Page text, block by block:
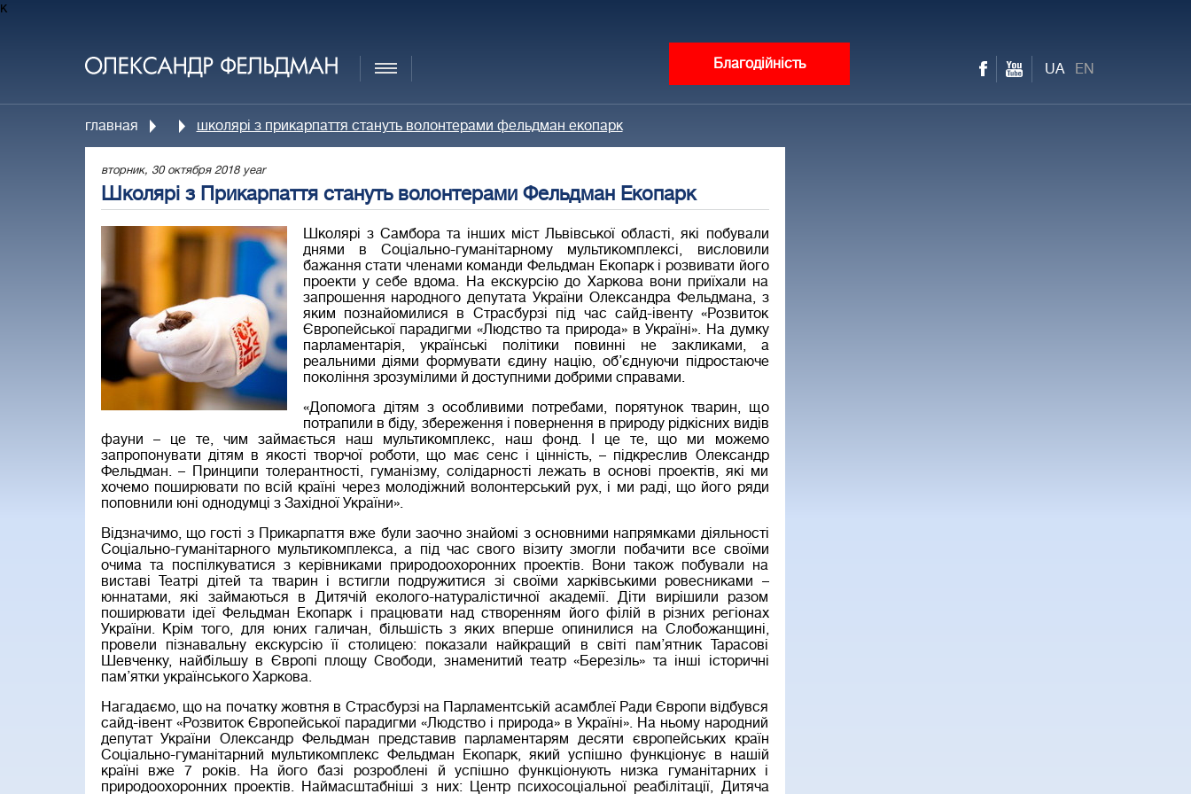
к
Благодійність UA EN
главная школярі з прикарпаття стануть волонтерами фельдман екопарк
вторник, 30 октября 2018 year
Школярі з Прикарпаття стануть волонтерами Фельдман Екопарк
Школярі з Самбора та інших міст Львівської області, які побували
днями в Соціально-гуманітарному мультикомплексі, висловили
бажання стати членами команди Фельдман Екопарк і розвивати його
проекти у себе вдома. На екскурсію до Харкова вони приїхали на
запрошення народного депутата України Олександра Фельдмана, з
яким познайомилися в Страсбурзі під час сайд-івенту «Розвиток
Європейської парадигми «Людство та природа» в Україні». На думку
парламентарія, українські політики повинні не закликами, а
реальними діями формувати єдину націю, об’єднуючи підростаюче
покоління зрозумілими й доступними добрими справами.
«Допомога дітям з особливими потребами, порятунок тварин, що
потрапили в біду, збереження і повернення в природу рідкісних видів
фауни – це те, чим займається наш мультикомплекс, наш фонд. І це те, що ми можемо
запропонувати дітям в якості творчої роботи, що має сенс і цінність, – підкреслив Олександр
Фельдман. – Принципи толерантності, гуманізму, солідарності лежать в основі проектів, які ми
хочемо поширювати по всій країні через молодіжний волонтерський рух, і ми раді, що його ряди
поповнили юні однодумці з Західної України».
Відзначимо, що гості з Прикарпаття вже були заочно знайомі з основними напрямками діяльності
Соціально-гуманітарного мультикомплекса, а під час свого візиту змогли побачити все своїми
очима та поспілкуватися з керівниками природоохоронних проектів. Вони також побували на
виставі Театрі дітей та тварин і встигли подружитися зі своїми харківськими ровесниками –
юннатами, які займаються в Дитячій еколого-натуралістичної академії. Діти вирішили разом
поширювати ідеї Фельдман Екопарк і працювати над створенням його філій в різних регіонах
України. Крім того, для юних галичан, більшість з яких вперше опинилися на Слобожанщині,
провели пізнавальну екскурсію її столицею: показали найкращий в світі пам’ятник Тарасові
Шевченку, найбільшу в Європі площу Свободи, знаменитий театр «Березіль» та інші історичні
пам’ятки українського Харкова.
Нагадаємо, що на початку жовтня в Страсбурзі на Парламентській асамблеї Ради Європи відбувся
сайд-івент «Розвиток Європейської парадигми «Людство і природа» в Україні». На ньому народний
депутат України Олександр Фельдман представив парламентарям десяти європейських країн
Соціально-гуманітарний мультикомплекс Фельдман Екопарк, який успішно функціонує в нашій
країні вже 7 років. На його базі розроблені й успішно функціонують низка гуманітарних і
природоохоронних проектів. Наймасштабніші з них: Центр психосоціальної реабілітації, Дитяча